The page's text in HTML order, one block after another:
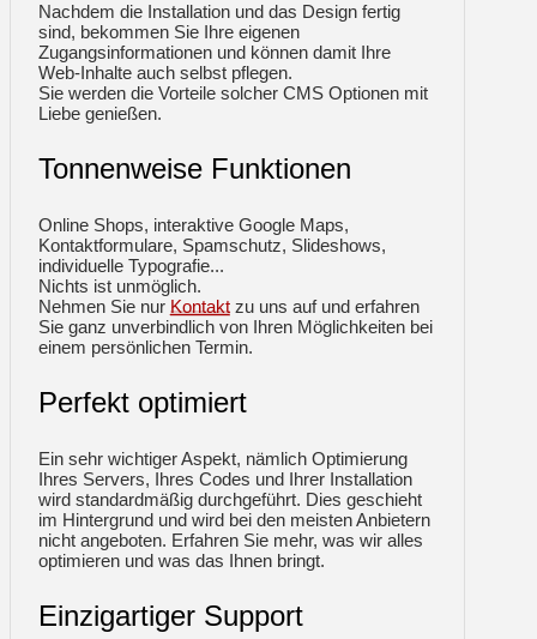
Nachdem die Installation und das Design fertig
sind, bekommen Sie Ihre eigenen
Zugangsinformationen und können damit Ihre
Web-Inhalte auch selbst pflegen.
Sie werden die Vorteile solcher CMS Optionen mit
Liebe genießen.
Tonnenweise Funktionen
Online Shops, interaktive Google Maps,
Kontaktformulare, Spamschutz, Slideshows,
individuelle Typografie...
Nichts ist unmöglich.
Nehmen Sie nur Kontaktzu uns auf und erfahren
Sie ganz unverbindlich von Ihren Möglichkeiten bei
einem persönlichen Termin.
Perfekt optimiert
Ein sehr wichtiger Aspekt, nämlich Optimierung
Ihres Servers, Ihres Codes und Ihrer Installation
wird standardmäßig durchgeführt. Dies geschieht
im Hintergrund und wird bei den meisten Anbietern
nicht angeboten. Erfahren Sie mehr, was wir alles
optimieren und was das Ihnen bringt.
Einzigartiger Support